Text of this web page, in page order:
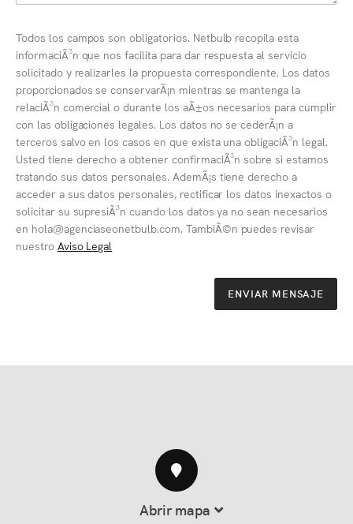
Todos los campos son obligatorios. Netbulb recopila esta
informaciÃ³n que nos facilita para dar respuesta al servicio
solicitado y realizarles la propuesta correspondiente. Los datos
proporcionados se conservarÃ¡n mientras se mantenga la
relaciÃ³n comercial o durante los aÃ±os necesarios para cumplir
con las obligaciones legales. Los datos no se cederÃ¡n a
terceros salvo en los casos en que exista una obligaciÃ³n legal.
Usted tiene derecho a obtener confirmaciÃ³n sobre si estamos
tratando sus datos personales. AdemÃ¡s tiene derecho a
acceder a sus datos personales, rectificar los datos inexactos o
solicitar su supresiÃ³n cuando los datos ya no sean necesarios
en hola@agenciaseonetbulb.com. TambiÃ©n puedes revisar
nuestro Aviso Legal
ENVIAR MENSAJE
Abrir mapa